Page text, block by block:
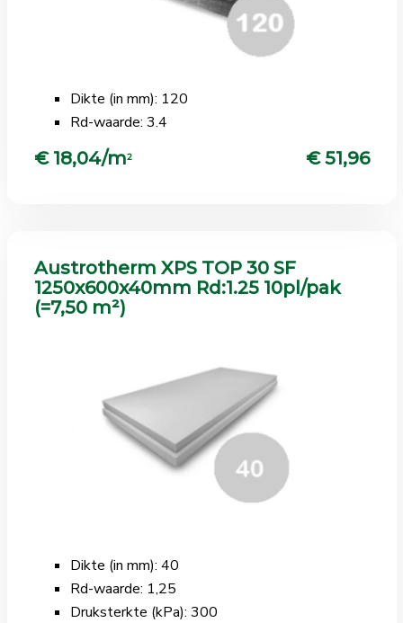
Dikte (in mm): 120
Rd-waarde: 3.4
€ 18,04/m2 € 51,96
Austrotherm XPS TOP 30 SF
1250x600x40mm Rd:1.25 10pl/pak
(=7,50 m²)
Dikte (in mm): 40
Rd-waarde: 1,25
Druksterkte (kPa): 300